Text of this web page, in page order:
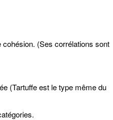
(Ses corrélations sont
(Tartuffe est le type même du